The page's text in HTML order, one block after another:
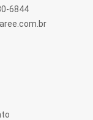
6844